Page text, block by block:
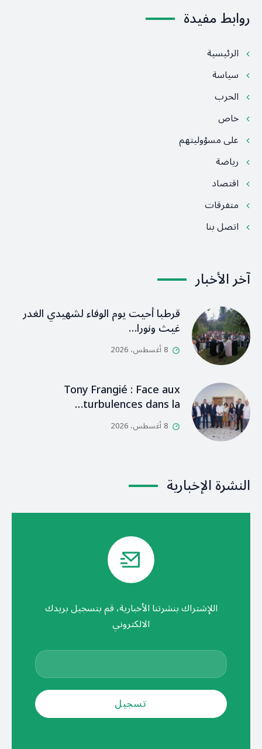
روابط مفيدة
الرئيسية
سياسة
الحرب
خاص
على مسؤوليتهم
رياضة
اقتصاد
متفرقات
اتصل بنا
آخر الأخبار
قرطبا أحيت يوم الوفاء لشهيدي الغدر
غيث ونورا…
8 أغسطس، 2026
Tony Frangié : Face aux
turbulences dans la…
8 أغسطس، 2026
النشرة الإخبارية
اللإشتراك بنشرتنا الأخبارية، قم بتسجيل بريدك
الالكتروني